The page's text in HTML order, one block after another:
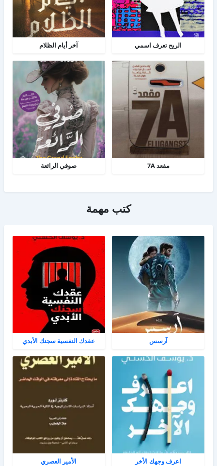
الريح تعرف اسمي آخر أيام الظلام
مقعد 7A صوفي الرائعة
كتب مهمة
آرسس عقدك النفسية سجنك الأبدي
اعرف وجهك الأخر الأمير العصري